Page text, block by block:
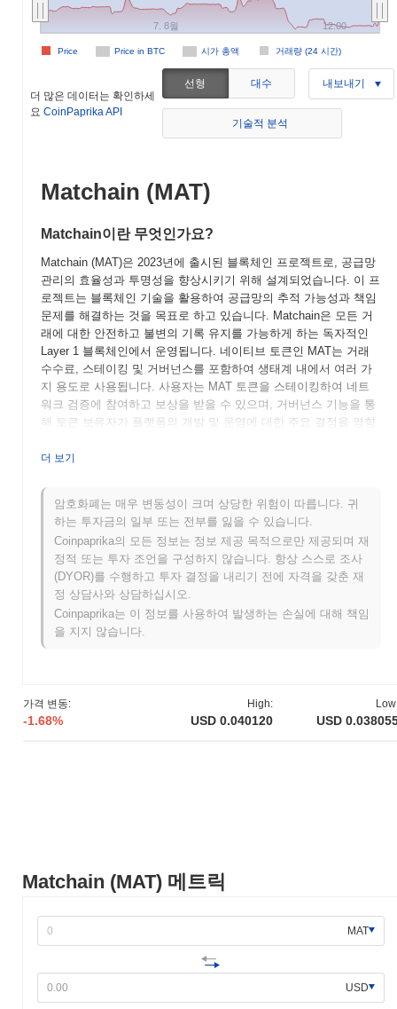
Matchain (MAT) 메트릭
MAT
USD
가격 변동:
-1.68%
High:
USD 0.040120 USD
Price in BTC 시가 총액 거래량 (24 시간)
Price
7. 8월 12:00
더 많은 데이터는 확인하세
요 CoinPaprika API
선형 대수 내보내기
기술적 분석
Matchain (MAT)
Matchain이란 무엇인가요?
Matchain (MAT)은 2023년에 출시된 블록체인 프로젝트로, 공급망
관리의 효율성과 투명성을 향상시키기 위해 설계되었습니다. 이 프
로젝트는 블록체인 기술을 활용하여 공급망의 추적 가능성과 책임
문제를 해결하는 것을 목표로 하고 있습니다. Matchain은 모든 거
래에 대한 안전하고 불변의 기록 유지를 가능하게 하는 독자적인
Layer 1 블록체인에서 운영됩니다. 네이티브 토큰인 MAT는 거래
수수료, 스테이킹 및 거버넌스를 포함하여 생태계 내에서 여러 가
지 용도로 사용됩니다. 사용자는 MAT 토큰을 스테이킹하여 네트
워크 검증에 참여하고 보상을 받을 수 있으며, 거버넌스 기능을 통
해 토큰 보유자가 플랫폼의 개발 및 운영에 대한 주요 결정을 영향
인 기술과 통합하는 데 중점을 두어 실시간 데이터 공유를 촉진하
조합은 Matchain을 공급망 분야의 중요한 플레이어로 자리매김하
게 하여 전통적인 물류 문제에 대한 혁신적인 솔루션을 제공합니
Matchain은 언제 어떻게 시작되었나요?
Matchain은 2021년 3월에 창립 팀이 프로젝트의 비전과 기술적 프
젝트는 2021년 6월에 테스트넷을 출시하여 개발자와 초기 사용자
들이 기능과 특성을 실험할 수 있도록 했습니다. 이어서 2021년 12
네트워크 간의 상호 운용성을 향상시키는 것을 목표로 했습니다.
Matchain 토큰의 초기 배포는 2021년 11월에 진행된 초기 코인 제
처리량을 향상시키는 것을 목표로 하고 있습니다. 이 업그레이드는
전체 네트워크 성능을 개선할 새로운 합의 메커니즘을 도입할 것으
의 통합 작업을 진행 중이며, 2024년 중반까지 파트너십을 완료할
계획입니다. 이러한 통합은 생태계를 확장하고 사용자에게 더 다양
한 금융 서비스를 제공하기 위해 설계되었습니다. 더불어, 2024년
2분기에는 커뮤니티 주도의 이니셔티브와 향후 개발을 위한 자금
배분에 초점을 맞춘 거버넌스 제안이 투표에 부쳐질 예정입니다.
더 보기
암호화폐는 매우 변동성이 크며 상당한 위험이 따릅니다. 귀
하는 투자금의 일부 또는 전부를 잃을 수 있습니다.
Coinpaprika의 모든 정보는 정보 제공 목적으로만 제공되며 재
정적 또는 투자 조언을 구성하지 않습니다. 항상 스스로 조사
(DYOR)를 수행하고 투자 결정을 내리기 전에 자격을 갖춘 재
정 상담사와 상담하십시오.
Coinpaprika는 이 정보를 사용하여 발생하는 손실에 대해 책임
을 지지 않습니다.